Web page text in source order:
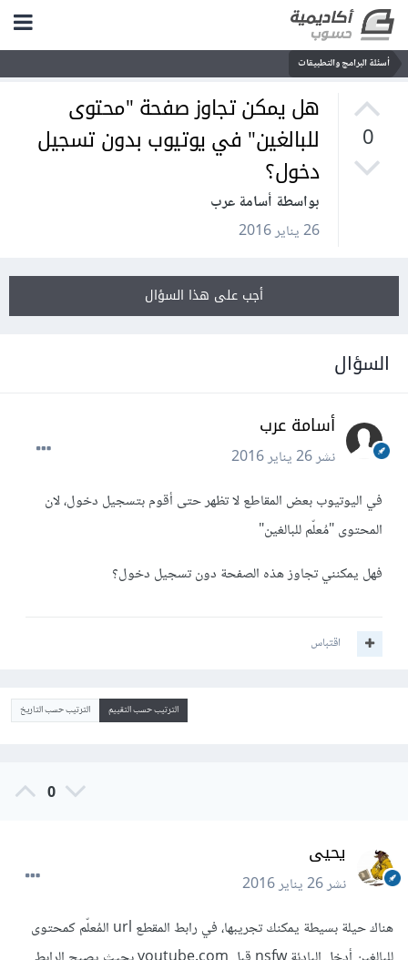
أسئلة البرامج والتطبيقات
0
هل يمكن تجاوز صفحة "محتوى
للبالغين" في يوتيوب بدون تسجيل
دخول؟
بواسطة أسامة عرب
26 يناير 2016
أجب على هذا السؤال
السؤال
أسامة عرب
نشر26 يناير 2016
في اليوتيوب بعض المقاطع لا تظهر حتى أقوم بتسجيل دخول، لان
المحتوى "مُعلّم للبالغين"
فهل يمكنني تجاوز هذه الصفحة دون تسجيل دخول؟
اقتباس
الترتيب حسب التقييم الترتيب حسب التاريخ
0
يحيى
نشر26 يناير 2016
هناك حيلة بسيطة يمكنك تجريبها، في رابط المقطع url المُعلّم كمحتوى